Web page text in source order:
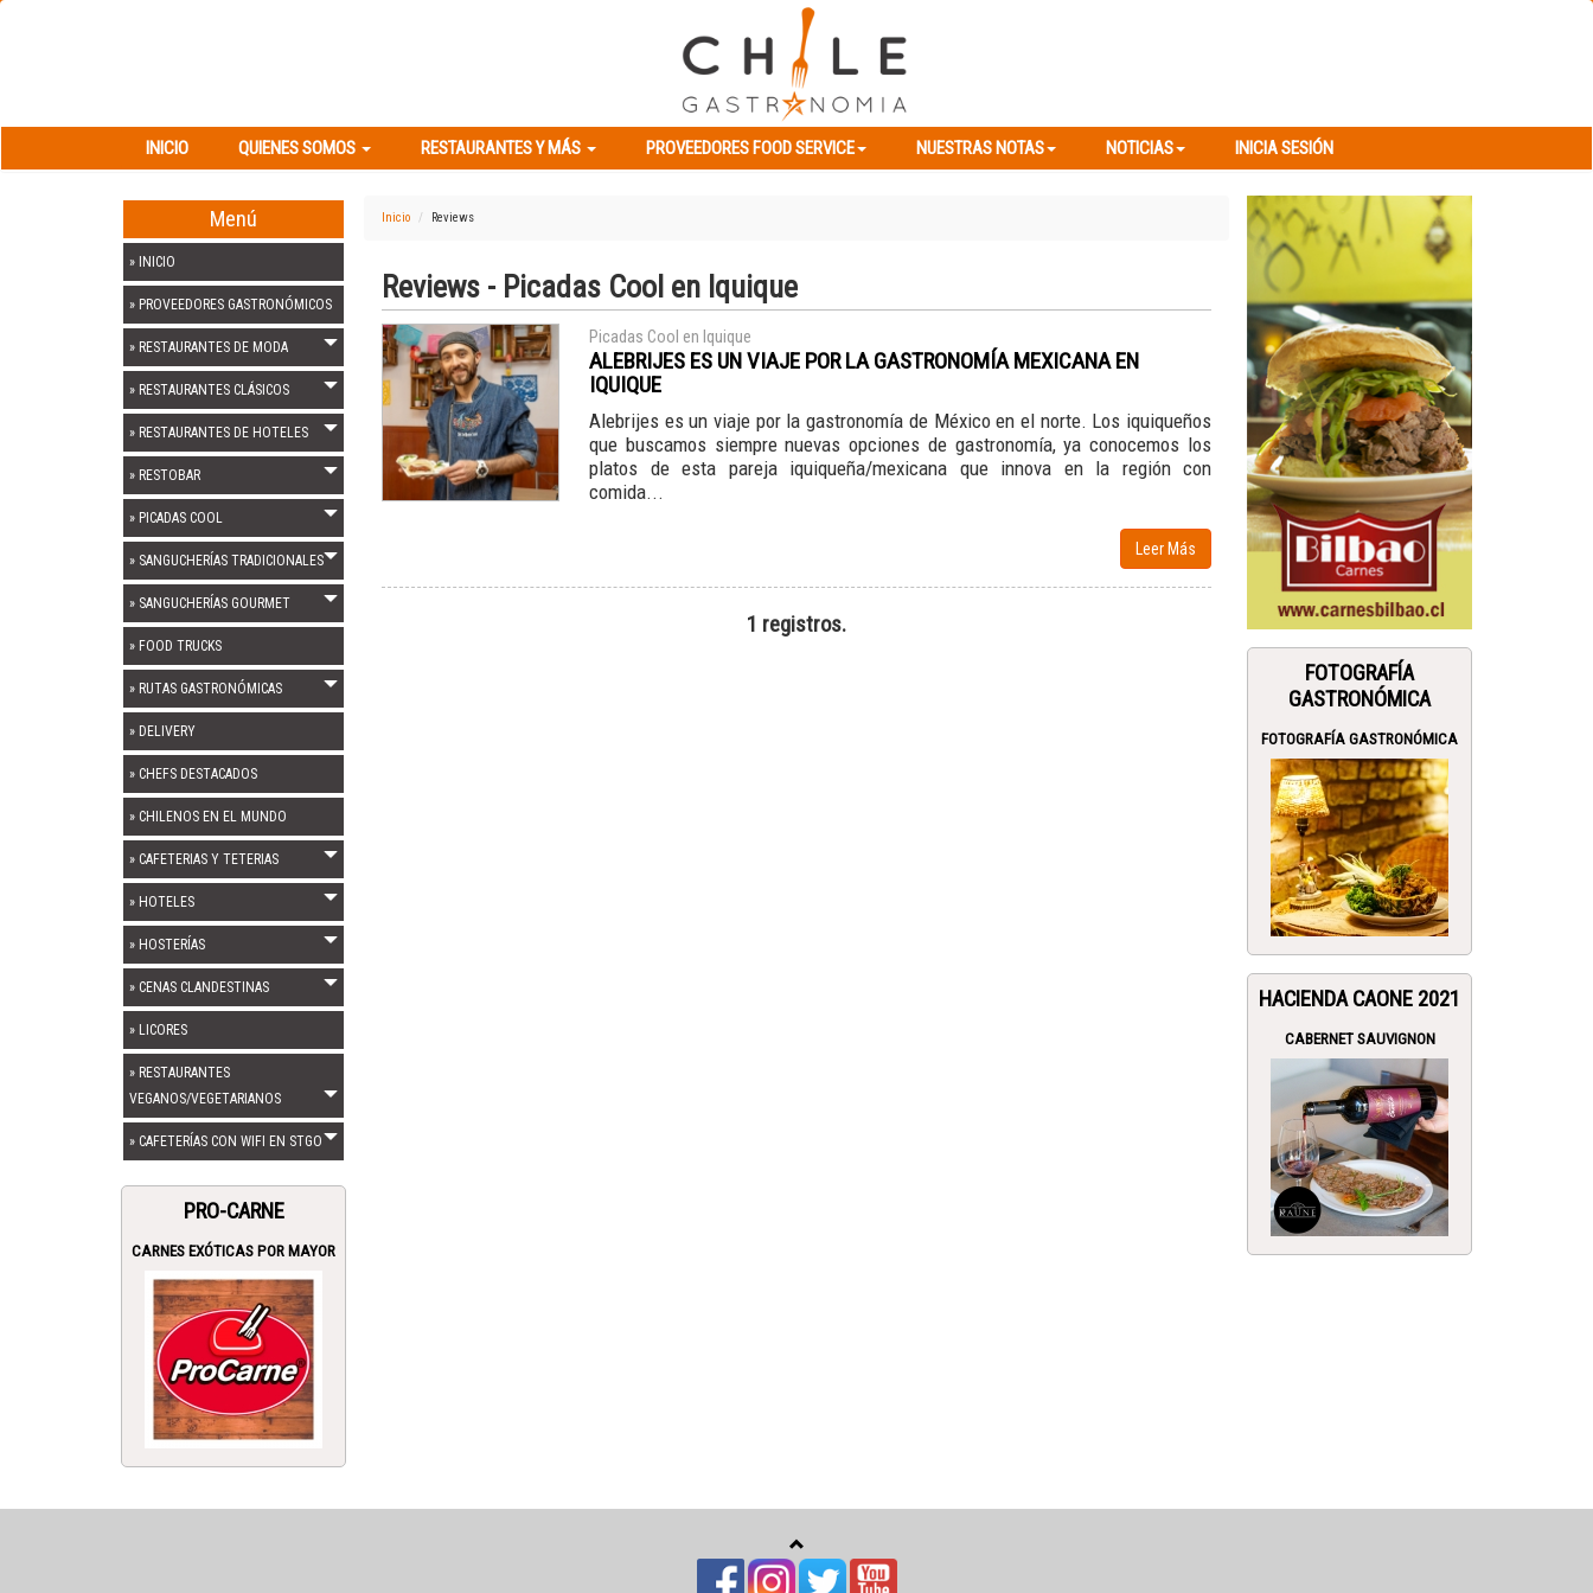
INICIO QUIENES SOMOS RESTAURANTES Y MÁS PROVEEDORES FOOD SERVICE NUESTRAS NOTAS NOTICIAS INICIA SESIÓN
PROVEEDORES FOOD SERVICE
Menú
» INICIO
» PROVEEDORES GASTRONÓMICOS
» RESTAURANTES DE MODA
» RESTAURANTES CLÁSICOS
» RESTAURANTES DE HOTELES
» RESTOBAR
» PICADAS COOL
» SANGUCHERÍAS TRADICIONALES
» SANGUCHERÍAS GOURMET
» FOOD TRUCKS
» RUTAS GASTRONÓMICAS
» DELIVERY
» CHEFS DESTACADOS
» CHILENOS EN EL MUNDO
» CAFETERIAS Y TETERIAS
» HOTELES
» HOSTERÍAS
» CENAS CLANDESTINAS
» LICORES
» RESTAURANTES
VEGANOS/VEGETARIANOS
» CAFETERÍAS CON WIFI EN STGO
PRO-CARNE
CARNES EXÓTICAS POR MAYOR
Inicio Reviews
Reviews - Picadas Cool en Iquique
Picadas Cool en Iquique
ALEBRIJES ES UN VIAJE POR LA GASTRONOMÍA MEXICANA EN
IQUIQUE
Alebrijes es un viaje por la gastronomía de México en el norte. Los iquiqueños
que buscamos siempre nuevas opciones de gastronomía, ya conocemos los
platos de esta pareja iquiqueña/mexicana que innova en la región con
comida...
Leer Más
1 registros.
FOTOGRAFÍA
GASTRONÓMICA
FOTOGRAFÍA GASTRONÓMICA
HACIENDA CAONE 2021
CABERNET SAUVIGNON